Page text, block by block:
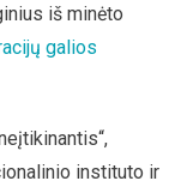
iš minėto
galios
instituto ir